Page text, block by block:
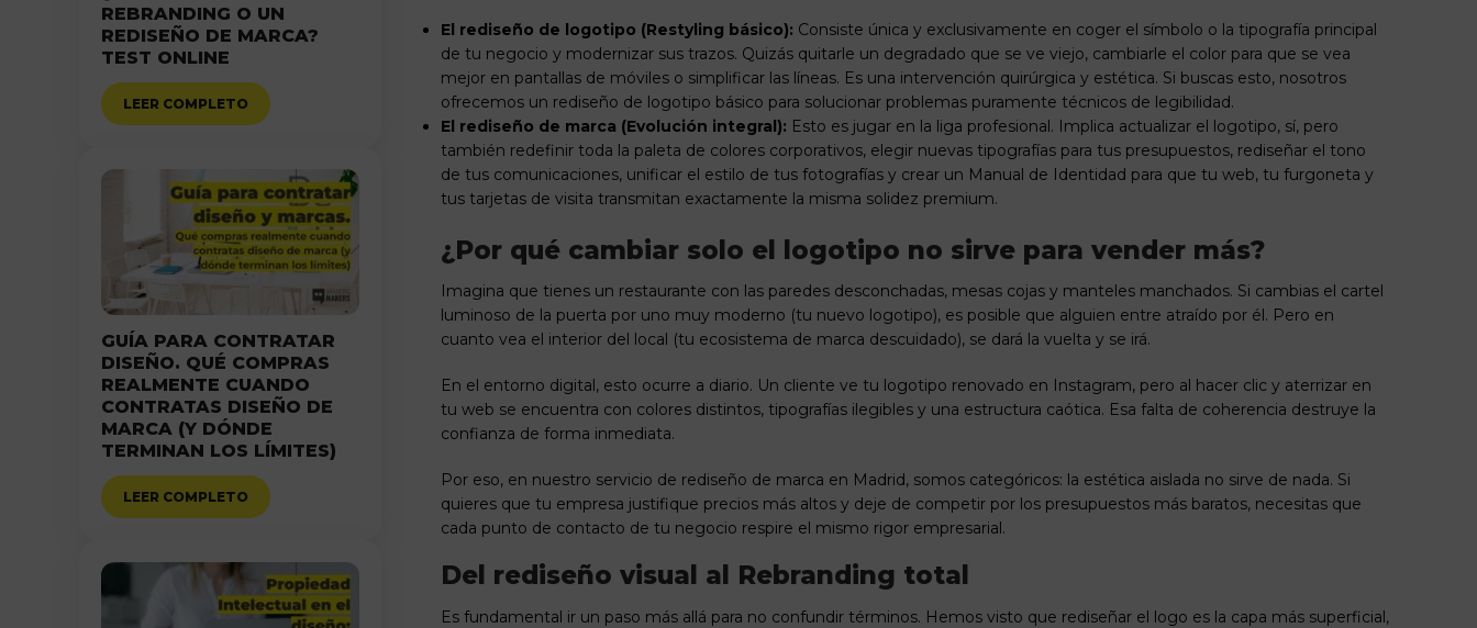
El rediseño de logotipo (Restyling básico): Consiste única y exclusivamente en coger el símbolo o la tipografía principal
de tu negocio y modernizar sus trazos. Quizás quitarle un degradado que se ve viejo, cambiarle el color para que se vea
mejor en pantallas de móviles o simplificar las líneas. Es una intervención quirúrgica y estética. Si buscas esto, nosotros
ofrecemos un rediseño de logotipo básico para solucionar problemas puramente técnicos de legibilidad.
El rediseño de marca (Evolución integral): Esto es jugar en la liga profesional. Implica actualizar el logotipo, sí, pero
también redefinir toda la paleta de colores corporativos, elegir nuevas tipografías para tus presupuestos, rediseñar el tono
de tus comunicaciones, unificar el estilo de tus fotografías y crear un Manual de Identidad para que tu web, tu furgoneta y
tus tarjetas de visita transmitan exactamente la misma solidez premium.
¿Por qué cambiar solo el logotipo no sirve para vender más?
Imagina que tienes un restaurante con las paredes desconchadas, mesas cojas y manteles manchados. Si cambias el cartel
luminoso de la puerta por uno muy moderno (tu nuevo logotipo), es posible que alguien entre atraído por él. Pero en
cuanto vea el interior del local (tu ecosistema de marca descuidado), se dará la vuelta y se irá.
En el entorno digital, esto ocurre a diario. Un cliente ve tu logotipo renovado en Instagram, pero al hacer clic y aterrizar en
tu web se encuentra con colores distintos, tipografías ilegibles y una estructura caótica. Esa falta de coherencia destruye la
confianza de forma inmediata.
Por eso, en nuestro servicio de rediseño de marca en Madrid, somos categóricos: la estética aislada no sirve de nada. Si
quieres que tu empresa justifique precios más altos y deje de competir por los presupuestos más baratos, necesitas que
cada punto de contacto de tu negocio respire el mismo rigor empresarial.
Del rediseño visual al Rebranding total
Es fundamental ir un paso más allá para no confundir términos. Hemos visto que rediseñar el logo es la capa más superficial,
REBRANDING O UN
REDISEÑO DE MARCA?
TEST ONLINE
LEER COMPLETO
GUÍA PARA CONTRATAR
DISEÑO. QUÉ COMPRAS
REALMENTE CUANDO
CONTRATAS DISEÑO DE
MARCA (Y DÓNDE
TERMINAN LOS LÍMITES)
LEER COMPLETO